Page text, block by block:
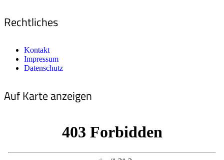
Rechtliches
Kontakt
Impressum
Datenschutz
Auf Karte anzeigen